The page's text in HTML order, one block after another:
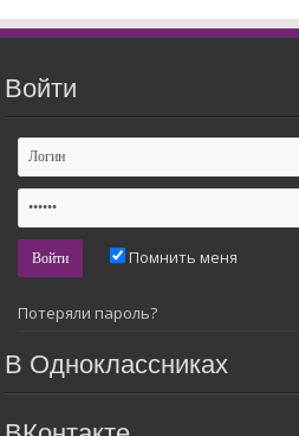
Войти
Помнить меня
Потеряли пароль?
В Одноклассниках